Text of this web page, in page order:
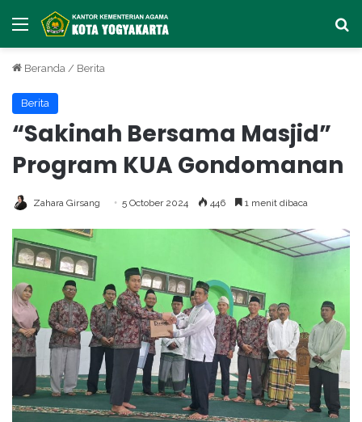
Menu
Beranda / Berita
Berita
“Sakinah Bersama Masjid”
Program KUA Gondomanan
Zahara Girsang 5 October 2024 446 1 menit dibaca